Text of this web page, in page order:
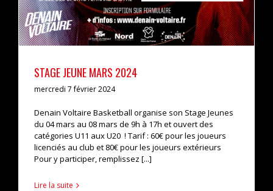
STAGE JEUNE MARS 2024
mercredi 7 février 2024
Denain Voltaire Basketball organise son Stage Jeunes
du 04 mars au 08 mars de 9h à 17h et ouvert des
catégories U11 aux U20 ! Tarif : 60€ pour les joueurs
licenciés au club et 80€ pour les joueurs extérieurs
Pour y participer, remplissez [...]
Lire la suite